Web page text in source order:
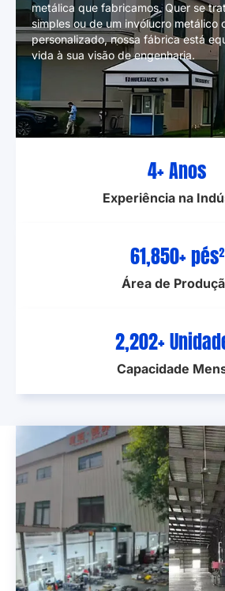
metálica que fabricamos. Quer se
simples ou de um invólucro metálico
personalizado, nossa fábrica está
vida à sua visão de engenharia.
Experiência na
9+ Anos
Área de
138,453+ pés²
Capacidade
4,945+